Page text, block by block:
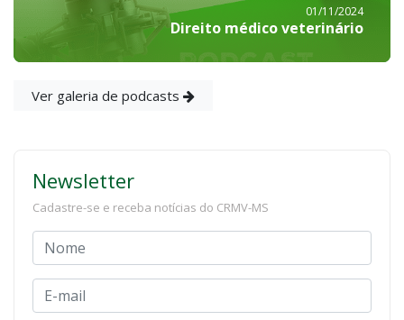
01/11/2024
Direito médico veterinário
Ver galeria de podcasts
Newsletter
Cadastre-se e receba notícias do CRMV-MS